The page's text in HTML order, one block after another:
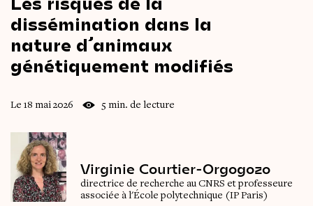
dissémination dans la
nature d’animaux
génétiquement modifiés
Le 18 mai 2026 5 min. de lecture
Virginie Courtier-Orgogozo
directrice de recherche au CNRS et professeure
associée à l'École polytechnique (IP Paris)